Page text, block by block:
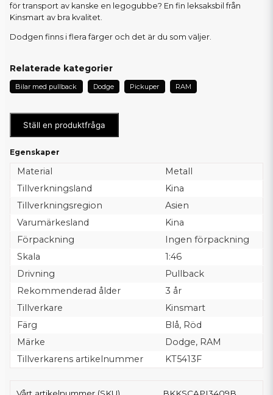
för transport av kanske en legogubbe? En fin leksaksbil från
Kinsmart av bra kvalitet.
Dodgen finns i flera färger och det är du som väljer.
Relaterade kategorier
Bilar med pullback Dodge Pickuper RAM
Ställ en produktfråga
Egenskaper
Material
Metall
Tillverkningsland
Kina
Tillverkningsregion
Asien
Varumärkesland
Kina
Förpackning
Ingen förpackning
Skala
1:46
Drivning
Pullback
Rekommenderad ålder
3 år
Tillverkare
Kinsmart
Färg
Blå, Röd
Märke
Dodge, RAM
Tillverkarens artikelnummer
KT5413F